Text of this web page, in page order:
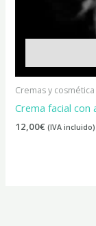
Cremas y
Crema facial con
12,00€ (IVA incluido)